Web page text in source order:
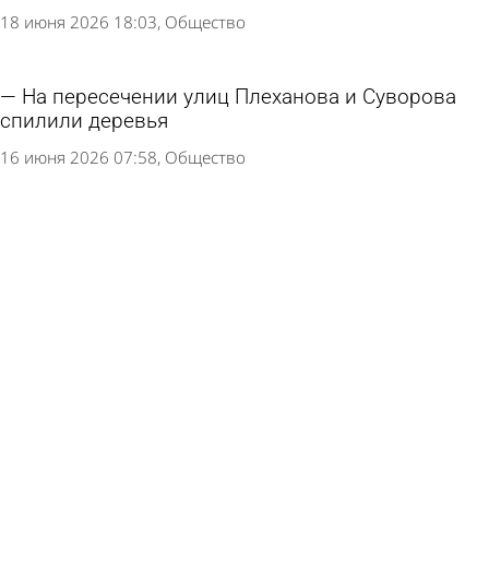
18 июня 2026 18:03 Общество
На пересечении улиц Плеханова и Суворова
спилили деревья
16 июня 2026 07:58 Общество